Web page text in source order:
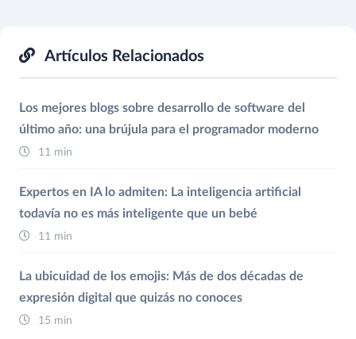
Artículos Relacionados
Los mejores blogs sobre desarrollo de software del
último año: una brújula para el programador moderno
11 min
Expertos en IA lo admiten: La inteligencia artificial
todavía no es más inteligente que un bebé
11 min
La ubicuidad de los emojis: Más de dos décadas de
expresión digital que quizás no conoces
15 min